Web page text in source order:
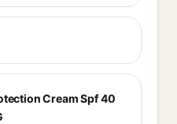
Cream Spf 40